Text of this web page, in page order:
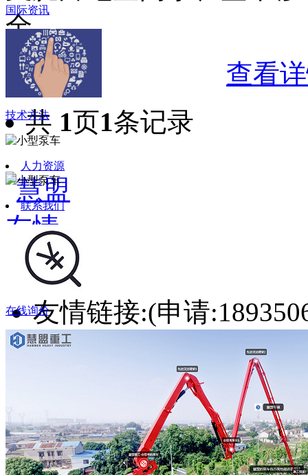
国际资讯
技术方法
人力资源
联系我们
在线询价
全。
查看
共 1页1条记录
友情链接:(申请
湖南友维传媒
施工案例
服务与支持
最新动态